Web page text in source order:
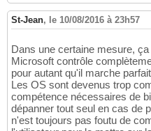
St-Jean, le 10/08/2016 à 23h57
Dans une certaine mesure,
Microsoft contrôle
pour autant qu'il marche
Les OS sont devenus trop
compétence nécessaires de
dépanner tout seul en cas de
n'est toujours pas foutu de